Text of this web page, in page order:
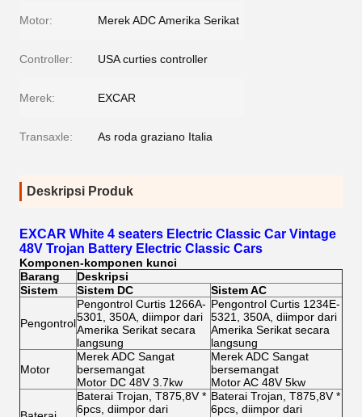
Motor: Merek ADC Amerika Serikat
Controller: USA curties controller
Merek: EXCAR
Transaxle: As roda graziano Italia
Deskripsi Produk
EXCAR White 4 seaters Electric Classic Car Vintage
48V Trojan Battery Electric Classic Cars
Komponen-komponen kunci
Barang
Deskripsi
Sistem
Sistem DC Sistem AC
Pengontrol
Pengontrol Curtis 1266A-
5301, 350A, diimpor dari
Amerika Serikat secara
langsung
Pengontrol Curtis 1234E-
5321, 350A, diimpor dari
Amerika Serikat secara
langsung
Motor
Merek ADC Sangat
bersemangat
Motor DC 48V 3.7kw
Merek ADC Sangat
bersemangat
Motor AC 48V 5kw
Baterai Trojan, T875,8V *
6pcs, diimpor dari
Baterai Trojan, T875,8V *
6pcs, diimpor dari